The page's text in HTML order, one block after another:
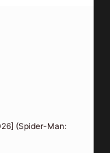
(Spider-Man: